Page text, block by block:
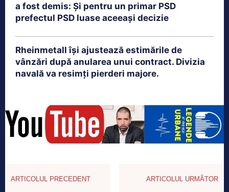
a fost demis: Și pentru un primar PSD
prefectul PSD luase aceeași decizie
Rheinmetall își ajustează estimările de
vânzări după anularea unui contract. Divizia
navală va resimți pierderi majore.
ARTICOLUL PRECEDENT ARTICOLUL URMĂTOR